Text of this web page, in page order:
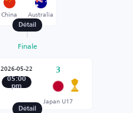
China Australia
Détail
Finale
2026-05-22
05:00
pm
3
Japan U17
Détail